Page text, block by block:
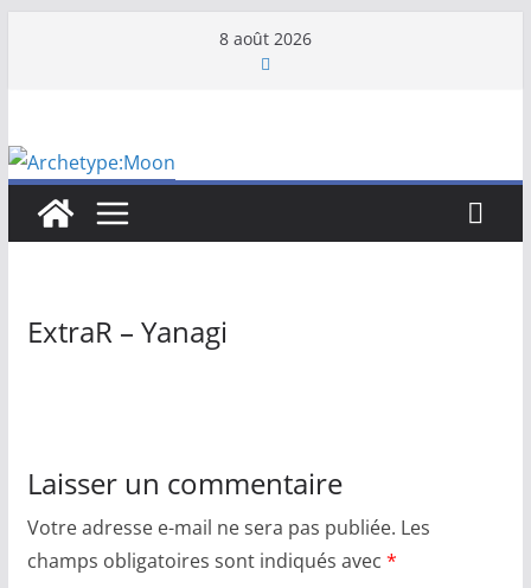
8 août 2026
ExtraR – Yanagi
Laisser un commentaire
Votre adresse e-mail ne sera pas publiée. Les
champs obligatoires sont indiqués avec *